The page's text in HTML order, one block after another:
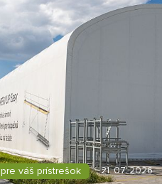
váš prístrešok 21. 07. 2026